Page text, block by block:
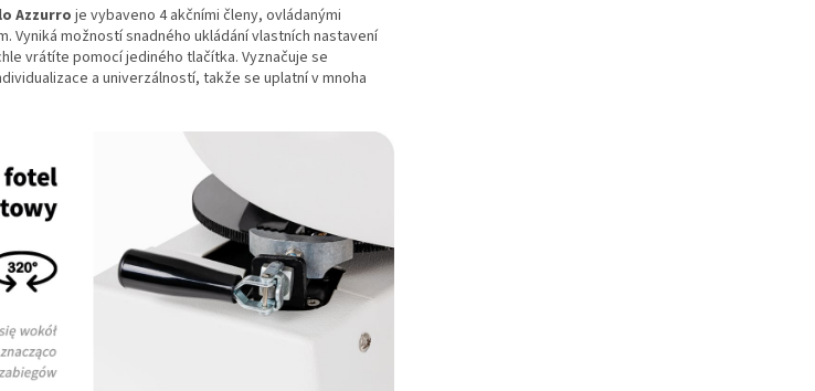
Azzurro je vybaveno 4 akčními členy, ovládanými
Vyniká možností snadného ukládání vlastních nastavení
vrátíte pomocí jediného tlačítka.Vyznačuje se
a univerzálností, takže se uplatní v mnoha